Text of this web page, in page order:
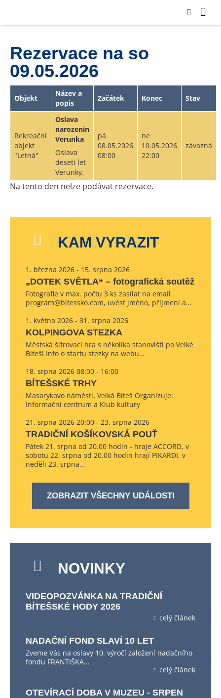
Rezervace na so
09.05.2026
Objekt
Název a
popis
Začátek Konec Stav
Rekreační
objekt
"Letná"
Oslava
narozenin
Verunka
Oslava
deseti let
Verunky.
pá
08.05.2026
08:00
ne
10.05.2026
22:00
závazná
Na tento den nelze podávat rezervace.
KAM VYRAZIT
1. března 2026 - 15. srpna 2026
„DOTEK SVĚTLA“ – fotografická soutěž
Fotografie v max. počtu 3 ks zasílat na email
program@bitessko.com, uvést jméno, příjmení a…
1. května 2026 - 31. srpna 2026
KOLPINGOVA STEZKA
Městská šifrovací hra s několika stanovišti po Velké
Bíteši Info o startu stezky na webu…
18. srpna 2026 08:00 - 16:00
BÍTEŠSKÉ TRHY
Masarykovo náměstí, Velká Bíteš Organizuje:
Informační centrum a Klub kultury
21. srpna 2026 20:00 - 23. srpna 2026
TRADIČNÍ KOŠÍKOVSKÁ POUŤ
Pátek 21. srpna od 20.00 hodin - hraje ACCORD, v
sobotu 22. srpna od 20.00 hodin hrají PIKARDI, v
neděli 23. srpna…
ZOBRAZIT VŠECHNY UDÁLOSTI
NOVINKY
VIDEOPOZVÁNKA NA TRADIČNÍ
BÍTEŠSKÉ HODY 2026
celý článek
NADAČNÍ FOND SLAVÍ 10 LET
Zveme Vás na oslavy 10. výročí založení nadačního
fondu FRANTIŠKA…
celý článek
OTEVÍRACÍ DOBA V MUZEU - SRPEN